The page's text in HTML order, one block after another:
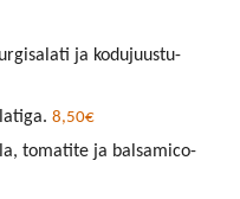
ja kodujuustu-
8,50€
tomatite ja balsamico-